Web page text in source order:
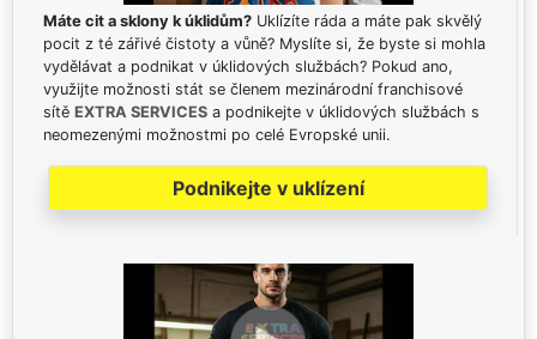
Máte cit a sklony k úklidům? Uklízíte ráda a máte pak skvělý
pocit z té zářivé čistoty a vůně? Myslíte si, že byste si mohla
vydělávat a podnikat v úklidových službách? Pokud ano,
využijte možnosti stát se členem mezinárodní franchisové
sítě EXTRA SERVICES a podnikejte v úklidových službách s
neomezenými možnostmi po celé Evropské unii.
Podnikejte v uklízení